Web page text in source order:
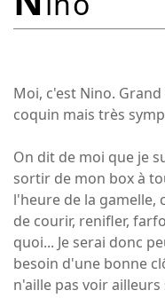
Moi, c'est Nino.
coquin mais très
On dit de moi que je
sortir de mon box à
l'heure de la gamelle,
de courir, renifler,
quoi... Je serai donc
besoin d'une bonne
n'aille pas voir ailleurs